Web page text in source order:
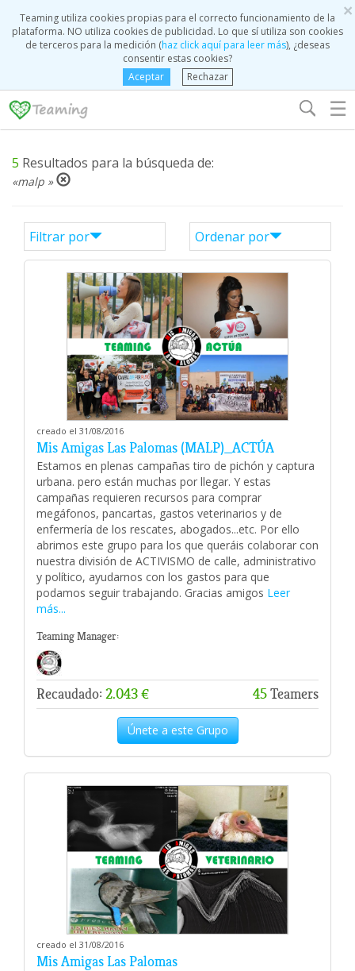
×
Teaming utiliza cookies propias para el correcto funcionamiento de la
plataforma. NO utiliza cookies de publicidad. Lo que sí utiliza son cookies
de terceros para la medición (haz click aquí para leer más), ¿deseas
consentir estas cookies?
Aceptar
Rechazar
☰
5 Resultados para la búsqueda de:
«malp »
Filtrar por Ordenar por
creado el 31/08/2016
Mis Amigas Las Palomas (MALP)_ACTÚA
Estamos en plenas campañas tiro de pichón y captura
urbana. pero están muchas por llegar. Y estas
campañas requieren recursos para comprar
megáfonos, pancartas, gastos veterinarios y de
enfermería de los rescates, abogados...etc. Por ello
abrimos este grupo para los que queráis colaborar con
nuestra división de ACTIVISMO de calle, administrativo
y político, ayudarnos con los gastos para que
podamos seguir trabajando. Gracias amigos Leer
más...
Teaming Manager:
Recaudado: 2.043 € 45Teamers
Únete a este Grupo
creado el 31/08/2016
Mis Amigas Las Palomas